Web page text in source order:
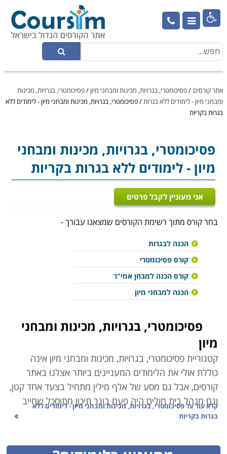

אתר קורסים /פסיכומטרי, בגרויות, מכינות ומבחני מיון/פסיכומטרי, בגרויות, מכינות
ומבחני מיון - לימודים ללא בגרות/פסיכומטרי, בגרויות, מכינות ומבחני מיון - לימודים ללא
בגרות בקריות
פסיכומטרי, בגרויות, מכינות ומבחני
מיון - לימודים ללא בגרות בקריות
אני מעוניין לקבל פרטים
בחר קורס מתוך רשימת הקורסים שמצאנו עבורך -
הכנה לבגרות
קורס פסיכומטרי
קורס הכנה למבחן אמי"ר
הכנה למבחני מיון
פסיכומטרי, בגרויות, מכינות ומבחני
מיון
קטגוריית פסיכומטרי, בגרויות, מכינות ומבחני מיון אינה
כוללת אולי את הלימודים המעניינים ביותר אצלנו באתר
קורסים, אבל גם מסע של אלף מילין מתחיל בצעד אחד קטן,
וגם מנהל בית חולים היה פעם בוגר תיכון מתוסכל שחייב
לשפר בגרויות ולהשיג ציון מעולה בפסיכומטרי, כזה שיאפשר
מכללות פרטיות רבות בארץ, נותרו תחומי לימוד מסויימים
קרא עוד עלפסיכומטרי, בגרויות, מכינות ומבחני מיון - לימודים ללא
בגרות בקריות